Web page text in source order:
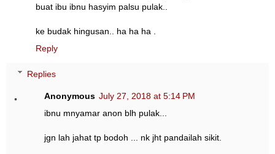
buat ibu ibnu hasyim palsu pulak..
ke budak hingusan.. ha ha ha .
Reply
Replies
Anonymous July 27, 2018 at 5:14 PM
ibnu mnyamar anon blh pulak...
jgn lah jahat tp bodoh ... nk jht pandailah sikit.